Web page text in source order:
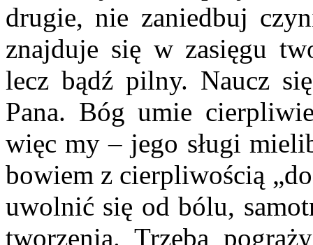
drugie, nie zaniedbuj
znajduje się w zasięgu
lecz bądź pilny. Naucz
Pana. Bóg umie
więc my – jego sługi
bowiem z cierpliwością
uwolnić się od bólu,
tworzenia. Trzeba